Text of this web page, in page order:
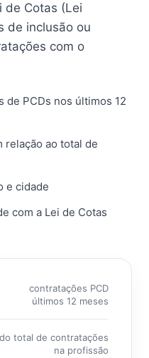
de Cotas (Lei
de inclusão ou
com o
de PCDs nos últimos 12
relação ao total de
e cidade
com a Lei de Cotas
contratações PCD
últimos 12 meses
do total de contratações
na profissão